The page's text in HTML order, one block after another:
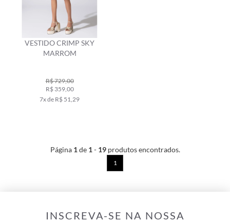
VESTIDO CRIMP SKY
MARROM
R$ 729,00
R$ 359,00
7x de R$ 51,29
Página 1de 1- 19produtos encontrados.
1
INSCREVA-SE NA NOSSA